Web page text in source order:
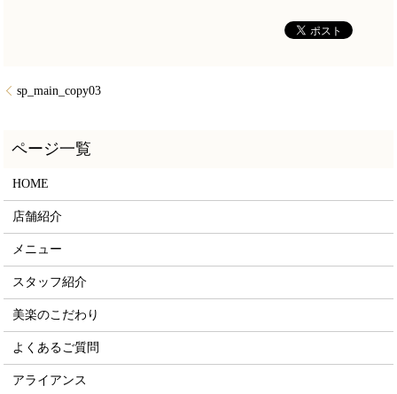
sp_main_copy03
HOME
店舗紹介
メニュー
スタッフ紹介
美楽のこだわり
よくあるご質問
アライアンス